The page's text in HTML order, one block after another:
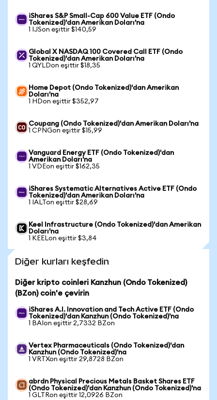
iShares S&P Small-Cap 600 Value ETF (Ondo
Tokenized)'dan Amerikan Doları'na
1 IJSon eşittir $140,59
Global X NASDAQ 100 Covered Call ETF (Ondo
Tokenized)'dan Amerikan Doları'na
1 QYLDon eşittir $18,35
Home Depot (Ondo Tokenized)'dan Amerikan
Doları'na
1 HDon eşittir $352,97
Coupang (Ondo Tokenized)'dan Amerikan Doları'na
1 CPNGon eşittir $15,99
Vanguard Energy ETF (Ondo Tokenized)'dan
Amerikan Doları'na
1 VDEon eşittir $162,35
iShares Systematic Alternatives Active ETF (Ondo
Tokenized)'dan Amerikan Doları'na
1 IALTon eşittir $28,69
Keel Infrastructure (Ondo Tokenized)'dan Amerikan
Doları'na
1 KEELon eşittir $3,84
Diğer kurları keşfedin
Diğer kripto coinleri Kanzhun (Ondo Tokenized)
(BZon) coin'e çevirin
iShares A.I. Innovation and Tech Active ETF (Ondo
Tokenized)'dan Kanzhun (Ondo Tokenized)'na
1 BAIon eşittir 2,7332 BZon
Vertex Pharmaceuticals (Ondo Tokenized)'dan
Kanzhun (Ondo Tokenized)'na
1 VRTXon eşittir 29,8728 BZon
abrdn Physical Precious Metals Basket Shares ETF
(Ondo Tokenized)'dan Kanzhun (Ondo Tokenized)'na
1 GLTRon eşittir 12,0926 BZon